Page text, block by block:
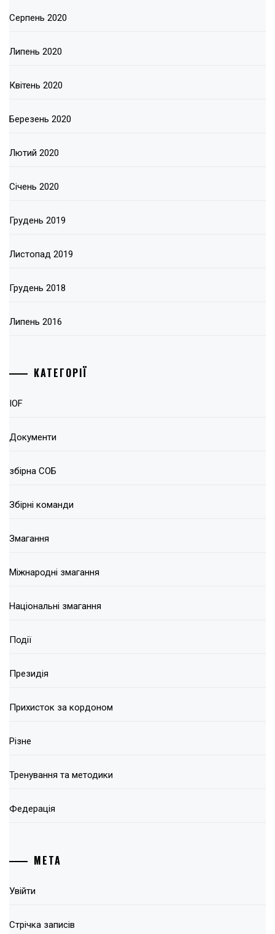
Серпень 2020
Липень 2020
Квітень 2020
Березень 2020
Лютий 2020
Січень 2020
Грудень 2019
Листопад 2019
Грудень 2018
Липень 2016
КАТЕГОРІЇ
IOF
Документи
збірна СОБ
Збірні команди
Змагання
Міжнародні змагання
Національні змагання
Події
Президія
Прихисток за кордоном
Різне
Тренування та методики
Федерація
МЕТА
Увійти
Стрічка записів